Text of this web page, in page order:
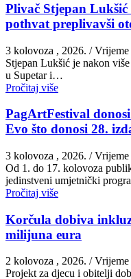
Plivač Stjepan
pothvat preplivavši
3 kolovoza , 2026. / Vrijeme
St​jepan Lukšić je nakon
u Supetar i…
Pročitaj više
PagArtFestival
Evo što donosi 28.
3 kolovoza , 2026. / Vrijeme
Od 1. do 17. kolovoza
jedinstveni umjetnički
Pročitaj više
Korčula dobiva
milijuna eura
2 kolovoza , 2026. /
Projekt za djecu i obitelji